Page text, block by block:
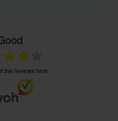
the reviews here.